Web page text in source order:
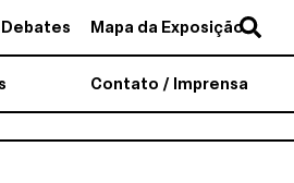
Mapa da Exposição
Contato / Imprensa